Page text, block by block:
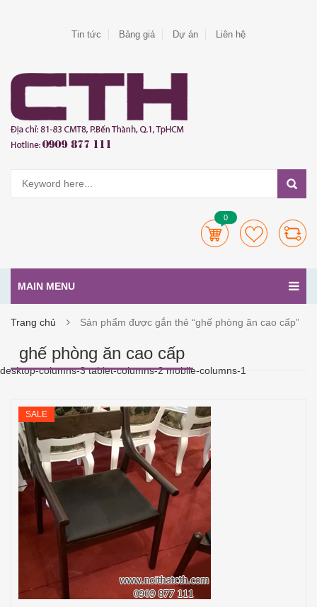
Tin tức Bảng giá Dự án Liên hệ
0
MAIN MENU
Trang chủ Sản phẩm được gắn thẻ “ghế phòng ăn cao cấp”
ghế phòng ăn cao cấp
desktop-columns-3 tablet-columns-2 mobile-columns-1
SALE